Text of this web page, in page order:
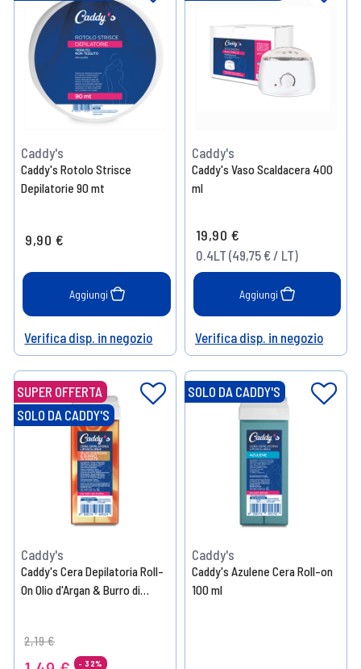
Caddy's
Caddy's Rotolo Strisce
Depilatorie 90 mt
9,90 €
Aggiungi
Help
Verifica disp. in negozio
Caddy's
Caddy's Vaso Scaldacera 400
ml
19,90 €
0.4LT (49,75 € / LT)
Aggiungi
Help
Verifica disp. in negozio
SUPER OFFERTA
SOLO DA CADDY'S
Caddy's
Caddy's Cera Depilatoria Roll-
On Olio d'Argan & Burro di
Price reduced from
2,19 €to
- 32%
SOLO DA CADDY'S
Caddy's
Caddy's Azulene Cera Roll-on
100 ml